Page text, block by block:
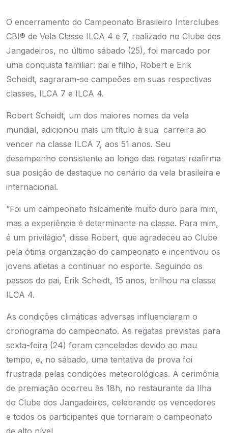
O encerramento do Campeonato Brasileiro Interclubes
CBI® de Vela Classe ILCA 4 e 7, realizado no Clube dos
Jangadeiros, no último sábado (25), foi marcado por
uma conquista familiar: pai e filho, Robert e Erik
Scheidt, sagraram-se campeões em suas respectivas
classes, ILCA 7 e ILCA 4.
Robert Scheidt, um dos maiores nomes da vela
mundial, adicionou mais um título à sua carreira ao
vencer na classe ILCA 7, aos 51 anos. Seu
desempenho consistente ao longo das regatas reafirma
sua posição de destaque no cenário da vela brasileira e
internacional.
“Foi um campeonato fisicamente muito duro para mim,
mas a experiência é determinante na classe. Para mim,
é um privilégio”, disse Robert, que agradeceu ao Clube
pela ótima organização do campeonato e incentivou os
jovens atletas a continuar no esporte. Seguindo os
passos do pai, Erik Scheidt, 15 anos, brilhou na classe
ILCA 4.
As condições climáticas adversas influenciaram o
cronograma do campeonato. As regatas previstas para
sexta-feira (24) foram canceladas devido ao mau
tempo, e, no sábado, uma tentativa de prova foi
frustrada pelas condições meteorológicas. A cerimônia
de premiação ocorreu às 18h, no restaurante da Ilha
do Clube dos Jangadeiros, celebrando os vencedores
e todos os participantes que tornaram o campeonato
de alto nível.